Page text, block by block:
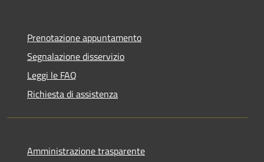
Prenotazione appuntamento
Segnalazione disservizio
Leggi le FAQ
Richiesta di assistenza
Amministrazione trasparente